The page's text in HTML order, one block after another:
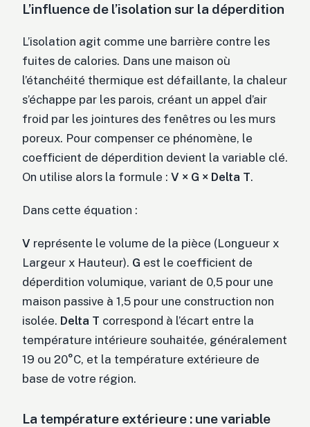
L’influence de l’isolation sur la déperdition
L’isolation agit comme une barrière contre les
fuites de calories. Dans une maison où
l’étanchéité thermique est défaillante, la chaleur
s’échappe par les parois, créant un appel d’air
froid par les jointures des fenêtres ou les murs
poreux. Pour compenser ce phénomène, le
coefficient de déperdition devient la variable clé.
On utilise alors la formule : V × G × Delta T.
Dans cette équation :
V représente le volume de la pièce (Longueur x
Largeur x Hauteur). G est le coefficient de
déperdition volumique, variant de 0,5 pour une
maison passive à 1,5 pour une construction non
isolée. Delta T correspond à l’écart entre la
température intérieure souhaitée, généralement
19 ou 20°C, et la température extérieure de
base de votre région.
La température extérieure : une variable